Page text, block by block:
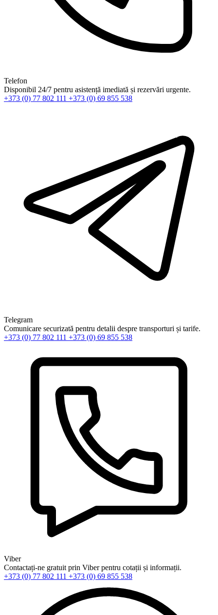
Telefon
Disponibil 24/7 pentru asistență imediată și rezervări urgente.
+373 (0) 77 802 111 +373 (0) 69 855 538
Telegram
Comunicare securizată pentru detalii despre transporturi și tarife.
+373 (0) 77 802 111 +373 (0) 69 855 538
Viber
Contactați-ne gratuit prin Viber pentru cotații și informații.
+373 (0) 77 802 111 +373 (0) 69 855 538